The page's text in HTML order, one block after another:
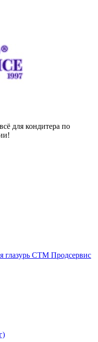
для кондитера по
глазурь СТМ Продсервис